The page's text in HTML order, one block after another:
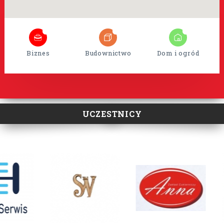
Biznes Budownictwo Dom i ogród
UCZESTNICY